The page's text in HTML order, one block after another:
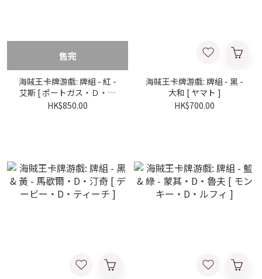
售完
海賊王卡牌游戲: 牌組 - 紅 -
艾斯 [ ポートガス・Ｄ・エ
ース ]
HK$850.00
海賊王卡牌游戲: 牌組 - 黑 -
大和 [ ヤマト ]
HK$700.00